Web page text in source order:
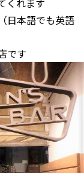
くれます
日本語でも英語
です